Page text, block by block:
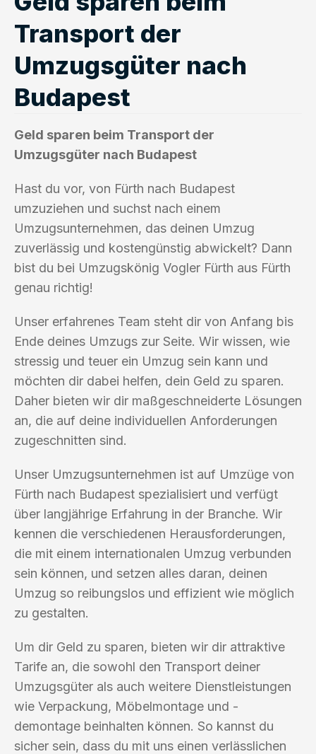
Transport der
Umzugsgüter nach
Budapest
Geld sparen beim Transport der
Umzugsgüter nach Budapest
Hast du vor, von Fürth nach Budapest
umzuziehen und suchst nach einem
Umzugsunternehmen, das deinen Umzug
zuverlässig und kostengünstig abwickelt? Dann
bist du bei Umzugskönig Vogler Fürth aus Fürth
genau richtig!
Unser erfahrenes Team steht dir von Anfang bis
Ende deines Umzugs zur Seite. Wir wissen, wie
stressig und teuer ein Umzug sein kann und
möchten dir dabei helfen, dein Geld zu sparen.
Daher bieten wir dir maßgeschneiderte Lösungen
an, die auf deine individuellen Anforderungen
zugeschnitten sind.
Unser Umzugsunternehmen ist auf Umzüge von
Fürth nach Budapest spezialisiert und verfügt
über langjährige Erfahrung in der Branche. Wir
kennen die verschiedenen Herausforderungen,
die mit einem internationalen Umzug verbunden
sein können, und setzen alles daran, deinen
Umzug so reibungslos und effizient wie möglich
zu gestalten.
Um dir Geld zu sparen, bieten wir dir attraktive
Tarife an, die sowohl den Transport deiner
Umzugsgüter als auch weitere Dienstleistungen
wie Verpackung, Möbelmontage und -
demontage beinhalten können. So kannst du
sicher sein, dass du mit uns einen verlässlichen